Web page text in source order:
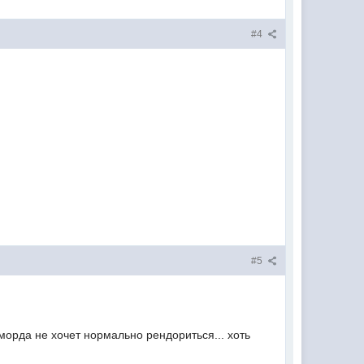
#4
#5
не хочет нормально рендориться... хоть